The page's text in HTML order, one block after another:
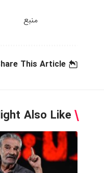
منبع
This Article
Also Like